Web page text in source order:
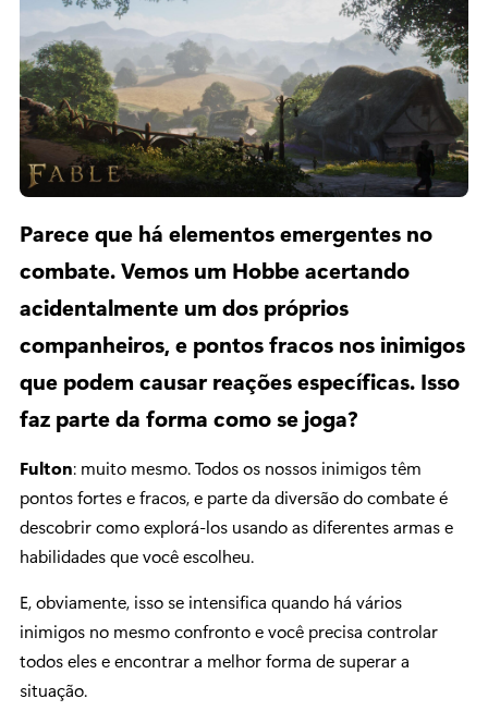
Parece que há elementos emergentes no
combate. Vemos um Hobbe acertando
acidentalmente um dos próprios
companheiros, e pontos fracos nos inimigos
que podem causar reações específicas. Isso
faz parte da forma como se joga?
Fulton: muito mesmo. Todos os nossos inimigos têm
pontos fortes e fracos, e parte da diversão do combate é
descobrir como explorá-los usando as diferentes armas e
habilidades que você escolheu.
E, obviamente, isso se intensifica quando há vários
inimigos no mesmo confronto e você precisa controlar
todos eles e encontrar a melhor forma de superar a
situação.